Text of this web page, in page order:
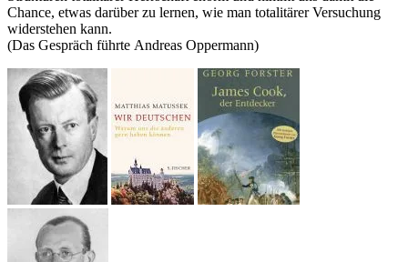
Chance, etwas darüber zu lernen, wie man totalitärer Versuchung
widerstehen kann.
(Das Gespräch führte Andreas Oppermann)